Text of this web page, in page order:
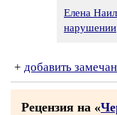
Елена
нарушении
+ добавить
Рецензия на «